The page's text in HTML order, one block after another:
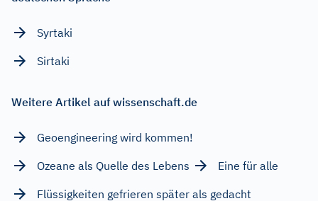
Syrtaki
Sirtaki
Weitere Artikel auf wissenschaft.de
Geoengineering wird kommen!
Ozeane als Quelle des Lebens
Eine für alle
Flüssigkeiten gefrieren später als gedacht